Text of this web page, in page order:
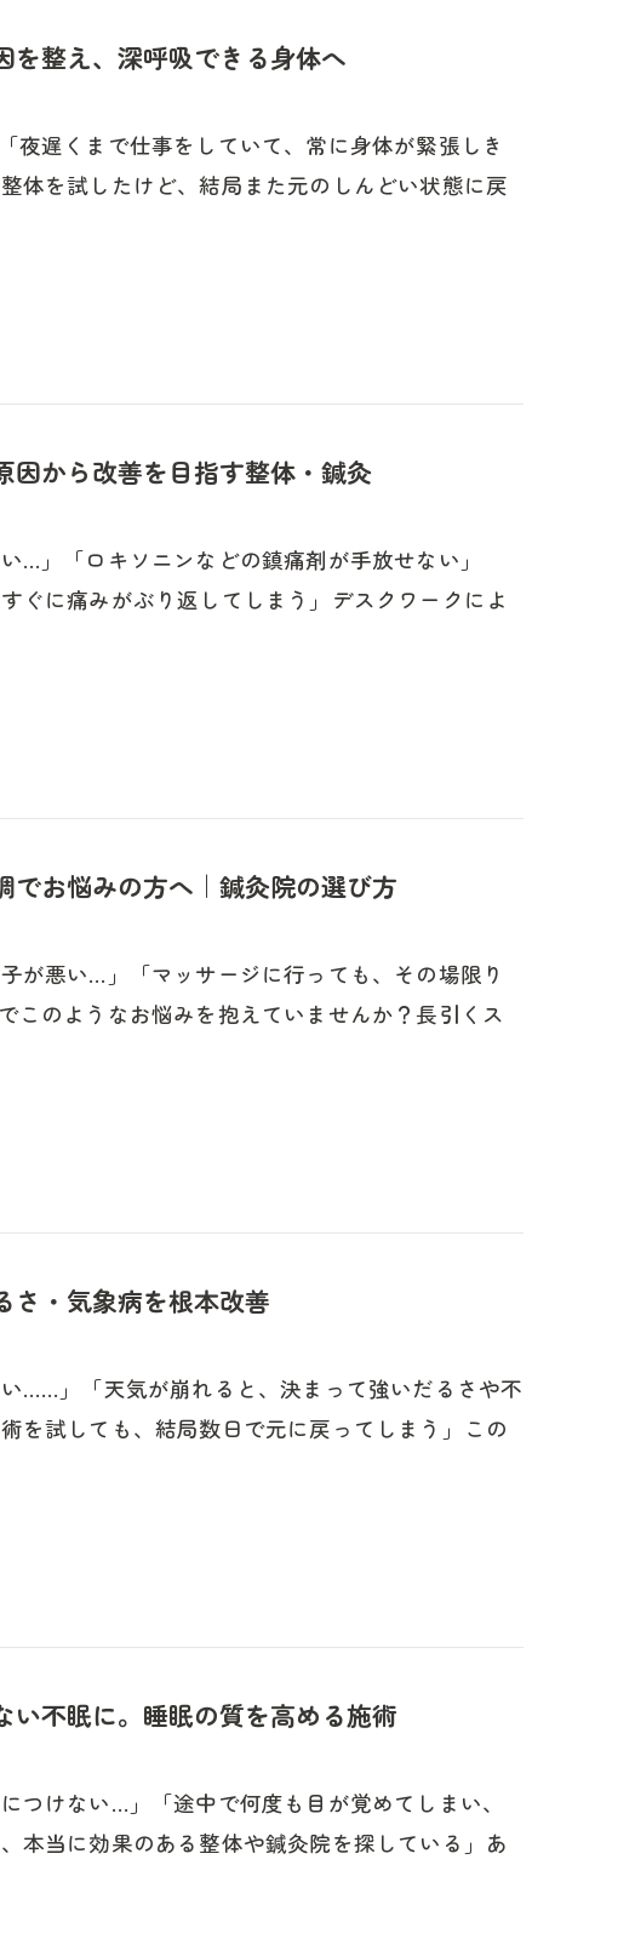
を整え、深呼吸できる身体へ
夜遅くまで仕事をしていて、常に身体が緊張しき
体を試したけど、結局また元のしんどい状態に戻
因から改善を目指す整体・鍼灸
…」「ロキソニンなどの鎮痛剤が手放せない」
ぐに痛みがぶり返してしまう」デスクワークによ
でお悩みの方へ｜鍼灸院の選び方
が悪い…」「マッサージに行っても、その場限り
このようなお悩みを抱えていませんか？長引くス
さ・気象病を根本改善
……」「天気が崩れると、決まって強いだるさや不
を試しても、結局数日で元に戻ってしまう」この
い不眠に。睡眠の質を高める施術
つけない…」「途中で何度も目が覚めてしまい、
本当に効果のある整体や鍼灸院を探している」あ